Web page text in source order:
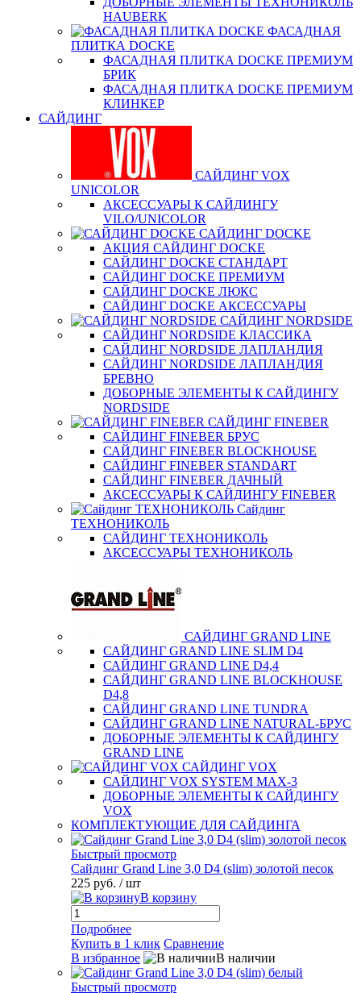
HAUBERK
ФАСАДНАЯ
ПЛИТКА DOCKE
ФАСАДНАЯ ПЛИТКА DOCKE ПРЕМИУМ
БРИК
ФАСАДНАЯ ПЛИТКА DOCKE ПРЕМИУМ
КЛИНКЕР
САЙДИНГ
САЙДИНГ VOX
UNICOLOR
АКСЕССУАРЫ К САЙДИНГУ
VILO/UNICOLOR
САЙДИНГ DOCKE
АКЦИЯ САЙДИНГ DOCKE
САЙДИНГ DOCKE СТАНДАРТ
САЙДИНГ DOCKE ПРЕМИУМ
САЙДИНГ DOCKE ЛЮКС
САЙДИНГ DOCKE АКСЕССУАРЫ
САЙДИНГ NORDSIDE
САЙДИНГ NORDSIDE КЛАССИКА
САЙДИНГ NORDSIDE ЛАПЛАНДИЯ
САЙДИНГ NORDSIDE ЛАПЛАНДИЯ
БРЕВНО
ДОБОРНЫЕ ЭЛЕМЕНТЫ К САЙДИНГУ
NORDSIDE
САЙДИНГ FINEBER
САЙДИНГ FINEBER БРУС
САЙДИНГ FINEBER BLOCKHOUSE
САЙДИНГ FINEBER STANDART
САЙДИНГ FINEBER ДАЧНЫЙ
АКСЕССУАРЫ К САЙДИНГУ FINEBER
Сайдинг
ТЕХНОНИКОЛЬ
САЙДИНГ ТЕХНОНИКОЛЬ
АКСЕССУАРЫ ТЕХНОНИКОЛЬ
САЙДИНГ GRAND LINE
САЙДИНГ GRAND LINE SLIM D4
САЙДИНГ GRAND LINE D4,4
САЙДИНГ GRAND LINE BLOCKHOUSE
D4,8
САЙДИНГ GRAND LINE TUNDRA
САЙДИНГ GRAND LINE NATURAL-БРУС
ДОБОРНЫЕ ЭЛЕМЕНТЫ К САЙДИНГУ
GRAND LINE
САЙДИНГ VOX
САЙДИНГ VOX SYSTEM MAX-3
ДОБОРНЫЕ ЭЛЕМЕНТЫ К САЙДИНГУ
VOX
КОМПЛЕКТУЮЩИЕ ДЛЯ САЙДИНГА
Быстрый просмотр
Сайдинг Grand Line 3,0 D4 (slim) золотой песок
225 руб. / шт
В корзину
Подробнее
Купить в 1 клик Сравнение
В избранное
В наличии
Быстрый просмотр